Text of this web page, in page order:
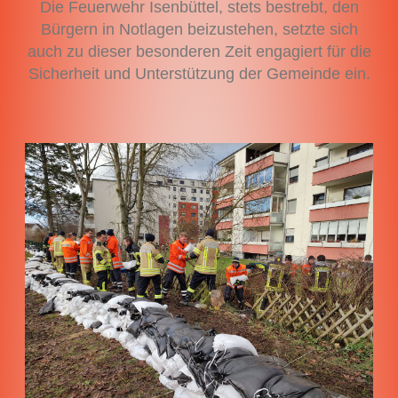
Die Feuerwehr Isenbüttel, stets bestrebt, den
Bürgern in Notlagen beizustehen, setzte sich
auch zu dieser besonderen Zeit engagiert für die
Sicherheit und Unterstützung der Gemeinde ein.